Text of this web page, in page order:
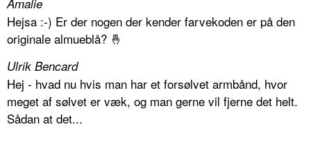
Amalie
Hejsa :-) Er der nogen der kender farvekoden er på den
originale almueblå? 🤞
Ulrik Bencard
Hej - hvad nu hvis man har et forsølvet armbånd, hvor
meget af sølvet er væk, og man gerne vil fjerne det helt.
Sådan at det...